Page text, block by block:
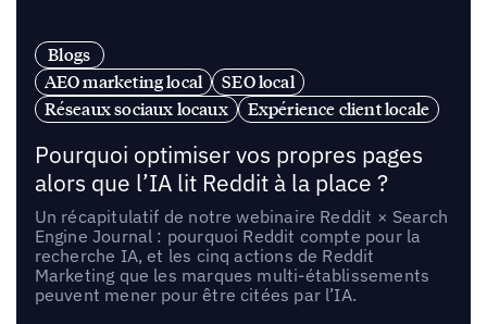
Blogs
AEO marketing local
SEO local
Réseaux sociaux locaux
Expérience client locale
Pourquoi optimiser vos propres pages
alors que l’IA lit Reddit à la place ?
Un récapitulatif de notre webinaire Reddit × Search
Engine Journal : pourquoi Reddit compte pour la
recherche IA, et les cinq actions de Reddit
Marketing que les marques multi-établissements
peuvent mener pour être citées par l’IA.